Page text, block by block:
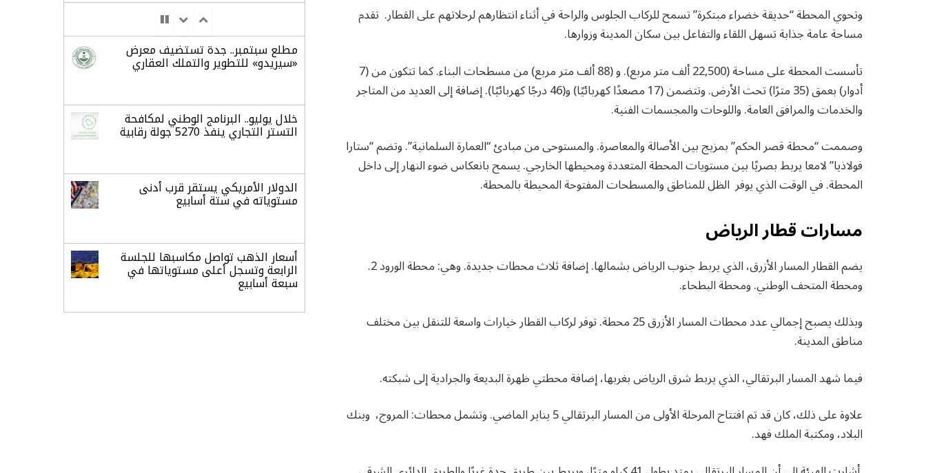
وتحوي المحطة “حديقة خضراء مبتكرة” تسمح للركاب الجلوس والراحة في أثناء انتظارهم لرحلاتهم على القطار. تقدم
مساحة عامة جذابة تسهل اللقاء والتفاعل بين سكان المدينة وزوارها.
تأسست المحطة على مساحة (22,500 ألف متر مربع). و (88 ألف متر مربع) من مسطحات البناء. كما تتكون من (7
أدوار) بعمق (35 مترًا) تحت الأرض. وتتضمن (17 مصعدًا كهربائيًا) و(46 درجًا كهربائيًا). إضافة إلى العديد من المتاجر
والخدمات والمرافق العامة. واللوحات والمجسمات الفنية.
وصممت “محطة قصر الحكم” بمزيج بين الأصالة والمعاصرة. والمستوحى من مبادئ “العمارة السلمانية”. وتضم “ستارا
فولاذيا” لامعا يربط بصريًا بين مستويات المحطة المتعددة ومحيطها الخارجي. يسمح بانعكاس ضوء النهار إلى داخل
المحطة. في الوقت الذي يوفر الظل للمناطق والمسطحات المفتوحة المحيطة بالمحطة.
مسارات قطار الرياض
يضم القطار المسار الأزرق، الذي يربط جنوب الرياض بشمالها. إضافة ثلاث محطات جديدة. وهي: محطة الورود 2.
ومحطة المتحف الوطني. ومحطة البطحاء.
وبذلك يصبح إجمالي عدد محطات المسار الأزرق 25 محطة. توفر لركاب القطار خيارات واسعة للتنقل بين مختلف
مناطق المدينة.
فيما شهد المسار البرتقالي، الذي يربط شرق الرياض بغربها، إضافة محطتي ظهرة البديعة والجرادية إلى شبكته.
علاوة على ذلك، كان قد تم افتتاح المرحلة الأولى من المسار البرتقالي 5 يناير الماضي. وتشمل محطات: المروج، وبنك
البلاد، ومكتبة الملك فهد.
مطلع سبتمبر.. جدة تستضيف معرض
«سيريدو» للتطوير والتملك العقاري
خلال يوليو.. البرنامج الوطني لمكافحة
التستر التجاري ينفذ 5270 جولة رقابية
الدولار الأمريكي يستقر قرب أدنى
مستوياته في ستة أسابيع
أسعار الذهب تواصل مكاسبها للجلسة
الرابعة وتسجل أعلى مستوياتها في
سبعة أسابيع